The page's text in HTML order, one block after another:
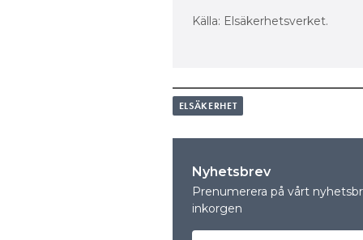
Källa: Elsäkerhetsverket.
ELSÄKERHET
Nyhetsbrev
Prenumerera på vårt
inkorgen